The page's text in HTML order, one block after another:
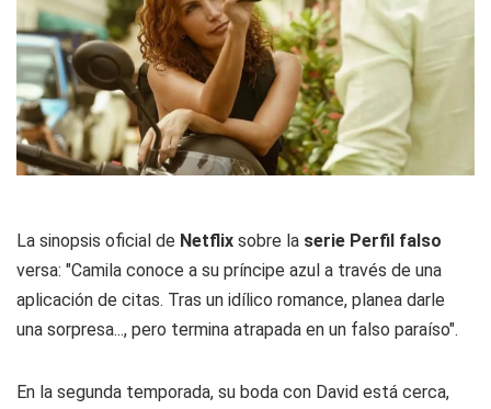
La sinopsis oficial de Netflix sobre la serie Perfil falso
versa: "Camila conoce a su príncipe azul a través de una
aplicación de citas. Tras un idílico romance, planea darle
una sorpresa..., pero termina atrapada en un falso paraíso".
En la segunda temporada, su boda con David está cerca,